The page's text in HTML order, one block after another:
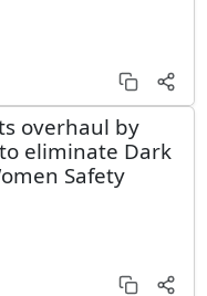
overhaul by
eliminate Dark
Safety